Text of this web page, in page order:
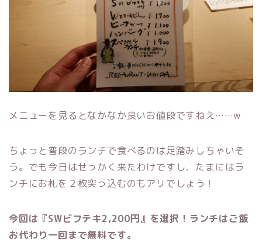
メニューを見るとなかなか良いお値段ですねえ……w
ちょっと普段のランチで食べるのは足踏みしちゃいそ
う。でも今日はせっかく来たわけですし、たまにはラ
ンチにお札を２枚突っ込むのもアリでしょう！
今回は『SWビフテキ2,200円』を選択！ ランチはご飯
お代わり一回まで無料です。